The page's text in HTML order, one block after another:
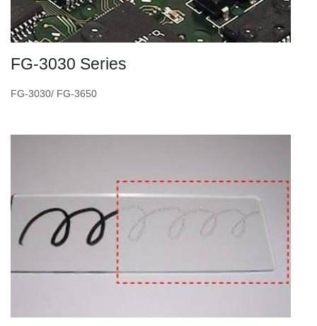
FG-3030 Series
FG-3030/ FG-3650